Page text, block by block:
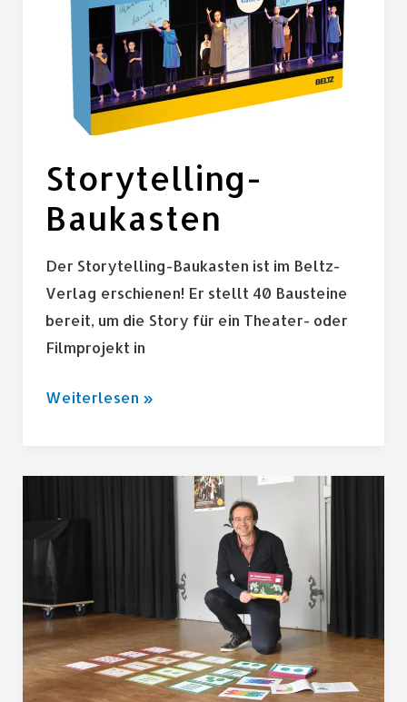
Storytelling-
Baukasten
Der Storytelling-Baukasten ist im Beltz-
Verlag erschienen! Er stellt 40 Bausteine
bereit, um die Story für ein Theater- oder
Filmprojekt in
Weiterlesen »
Schüler
Theater
machen
können